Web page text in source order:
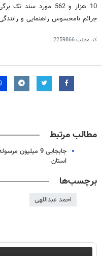
جرائم نامحسوس راهنمایی و
کد مطلب2259866
مطالب مرتبط
استان
برچسب‌ها
احمد عبداللهی